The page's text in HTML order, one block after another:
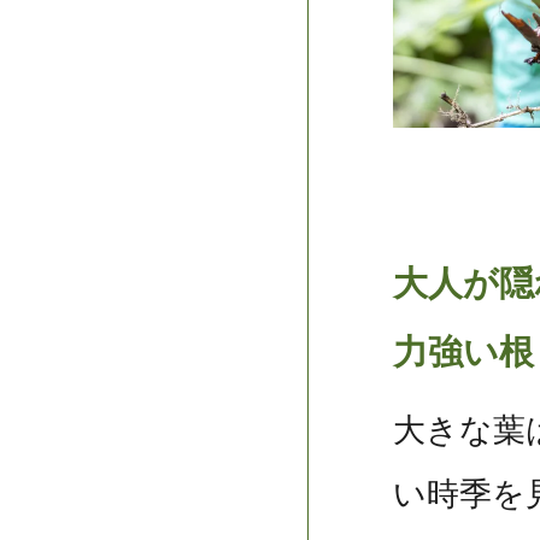
大人が
力強い根
大きな葉
い時季を